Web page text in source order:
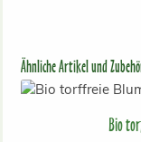
Produktgalerie
Ähnliche Artikel und
Bio